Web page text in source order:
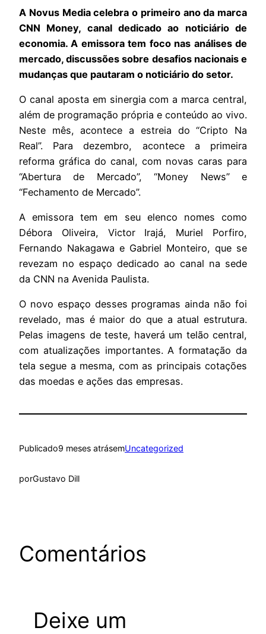
A Novus Media celebra o primeiro ano da marca
CNN Money, canal dedicado ao noticiário de
economia. A emissora tem foco nas análises de
mercado, discussões sobre desafios nacionais e
mudanças que pautaram o noticiário do setor.
O canal aposta em sinergia com a marca central,
além de programação própria e conteúdo ao vivo.
Neste mês, acontece a estreia do “Cripto Na
Real”. Para dezembro, acontece a primeira
reforma gráfica do canal, com novas caras para
“Abertura de Mercado”, “Money News” e
“Fechamento de Mercado”.
A emissora tem em seu elenco nomes como
Débora Oliveira, Victor Irajá, Muriel Porfiro,
Fernando Nakagawa e Gabriel Monteiro, que se
revezam no espaço dedicado ao canal na sede
da CNN na Avenida Paulista.
O novo espaço desses programas ainda não foi
revelado, mas é maior do que a atual estrutura.
Pelas imagens de teste, haverá um telão central,
com atualizações importantes. A formatação da
tela segue a mesma, com as principais cotações
das moedas e ações das empresas.
Publicado9 meses atrásemUncategorized
porGustavo Dill
Comentários
Deixe um